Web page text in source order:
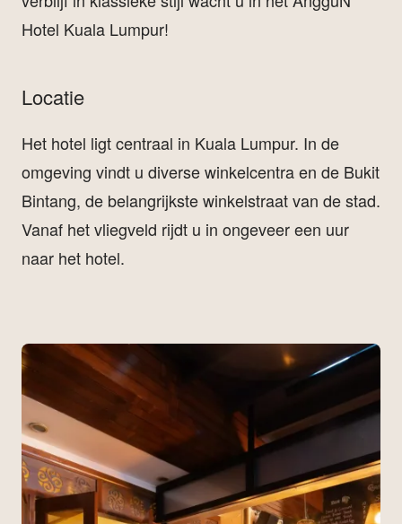
Hotel Kuala Lumpur!
Locatie
Het hotel ligt centraal in Kuala Lumpur. In de
omgeving vindt u diverse winkelcentra en de Bukit
Bintang, de belangrijkste winkelstraat van de stad.
Vanaf het vliegveld rijdt u in ongeveer een uur
naar het hotel.